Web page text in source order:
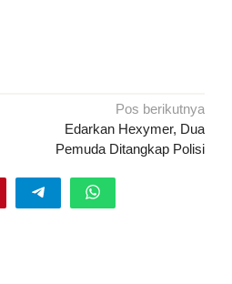
Pos berikutnya
Edarkan Hexymer, Dua
Pemuda Ditangkap Polisi